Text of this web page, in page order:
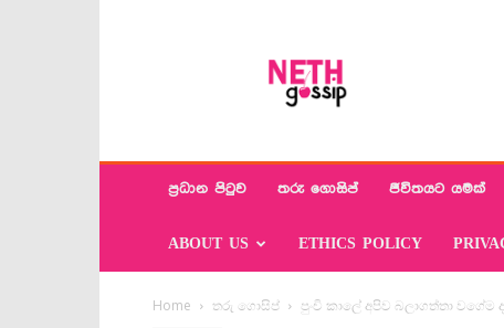
ප්‍රධාන පිටුව තරු ගොසිප් ජීවිතයට යමක්
ABOUT US ETHICS POLICY
Home තරු ගොසිප් පුංචි කාලේ අපිව බලාගත්තා